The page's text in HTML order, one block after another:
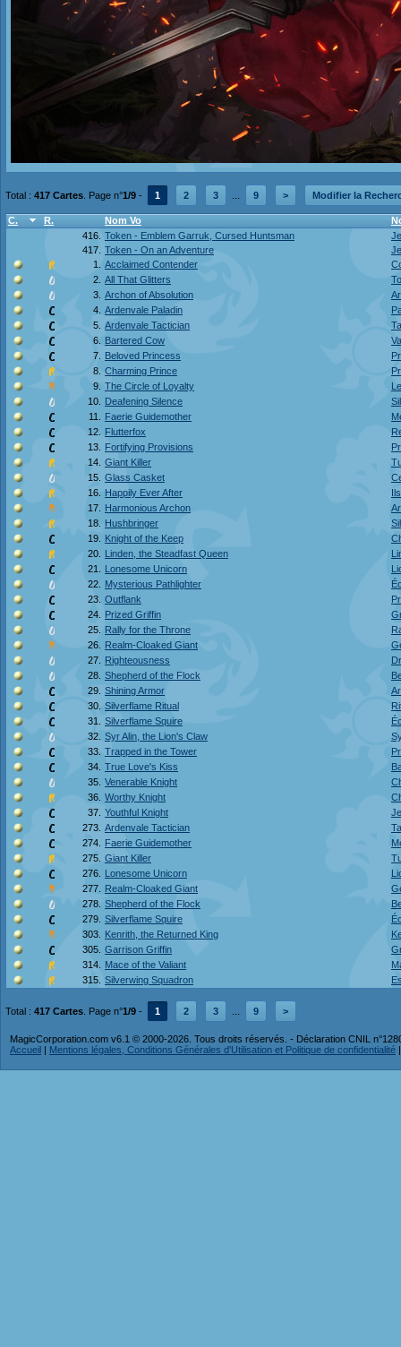
Total : 417 Cartes . Page n°1/9 - 1 2 3 9 > Modifier la
C. R. Nom Vo
416. Token - Emblem Garruk, Cursed Huntsman
417. Token - On an Adventure
1.
Acclaimed Contender
2. All That Glitters
3. Archon of Absolution
4. Ardenvale Paladin
5. Ardenvale Tactician
6.
Bartered Cow
7.
Beloved Princess
8. Charming Prince
9. The Circle of Loyalty
10.
Deafening Silence
11.
Faerie Guidemother
12.
Flutterfox
13.
Fortifying Provisions
14. Giant Killer
15. Glass Casket
16. Happily Ever After
17.
Harmonious Archon
18.
Hushbringer
19.
Knight of the Keep
20.
Linden, the Steadfast Queen
21.
Lonesome Unicorn
22.
Mysterious Pathlighter
23. Outflank
24.
Prized Griffin
25.
Rally for the Throne
26.
Realm-Cloaked Giant
27.
Righteousness
28. Shepherd of the Flock
29. Shining Armor
30. Silverflame Ritual
31.
Silverflame Squire
32. Syr Alin, the Lion's Claw
33. Trapped in the Tower
34. True Love's Kiss
35. Venerable Knight
36. Worthy Knight
37. Youthful Knight
273. Ardenvale Tactician
274.
Faerie Guidemother
275. Giant Killer
276.
Lonesome Unicorn
277.
Realm-Cloaked Giant
278. Shepherd of the Flock
279. Silverflame Squire
303.
Kenrith, the Returned King
305. Garrison Griffin
314.
Mace of the Valiant
315. Silverwing Squadron
Total : 417 Cartes . Page n°1/9 - 1 2 3 9 >
MagicCorporation.com v6.1 © 2000-2026. Tous droits réservés. - Déclaration CNIL
Accueil | Mentions légales, Conditions Générales d'Utilisation et Politique de confidentialité